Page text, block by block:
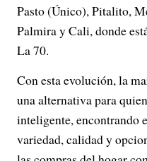
Pasto (Único), Pitalito,
Palmira y Cali, donde
La 70.
Con esta evolución, la
una alternativa para
inteligente, encontrando
variedad, calidad y